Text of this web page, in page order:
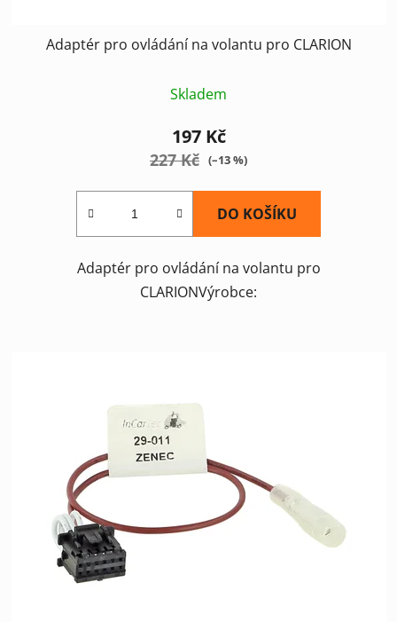
Adaptér pro ovládání na volantu pro CLARION
Skladem
197 Kč
227 Kč (–13 %)
DO KOŠÍKU
Adaptér pro ovládání na volantu pro
CLARIONVýrobce: